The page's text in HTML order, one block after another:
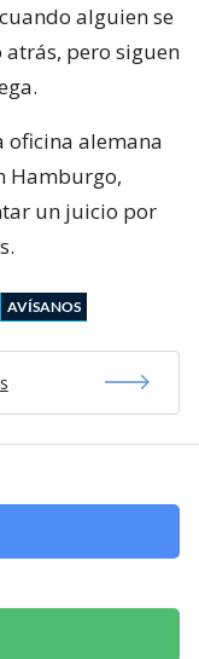
alguien se
pero siguen
oficina alemana
Hamburgo,
un juicio por
AVÍSANOS